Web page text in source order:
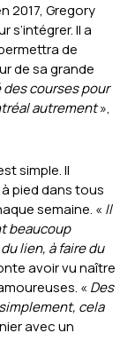
2017, Gregory
s’intégrer. Il a
de
de sa grande
des courses pour
autrement»,
simple. Il
pied dans tous
semaine. « Il
beaucoup
lien, à faire du
avoir vu naître
« Des
cela
avec un